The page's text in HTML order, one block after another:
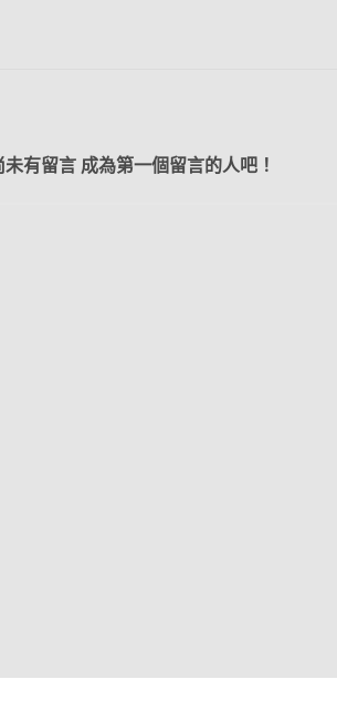
未有留言 成為第一個留言的人吧！